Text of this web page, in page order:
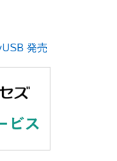
発売